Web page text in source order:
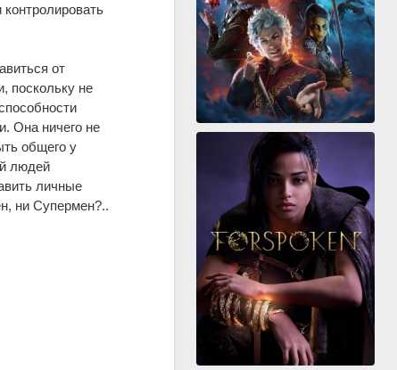
от
поскольку не
Она ничего не
общего у
людей
личные
ни Супермен?..